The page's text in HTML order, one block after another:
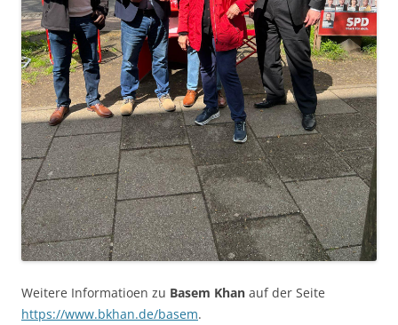
Weitere Informatioen zu Basem Khan auf der Seite
https://www.bkhan.de/basem.